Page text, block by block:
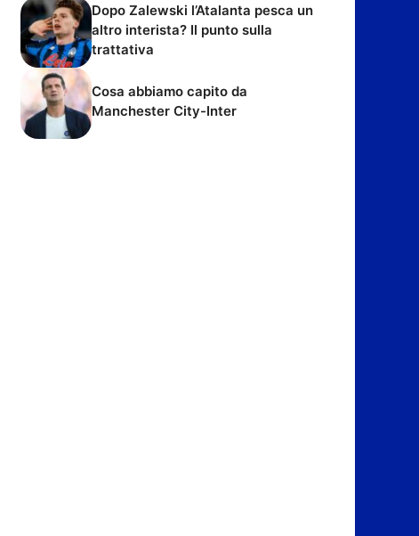
Dopo Zalewski l’Atalanta pesca un
altro interista? Il punto sulla
trattativa
Cosa abbiamo capito da
Manchester City-Inter